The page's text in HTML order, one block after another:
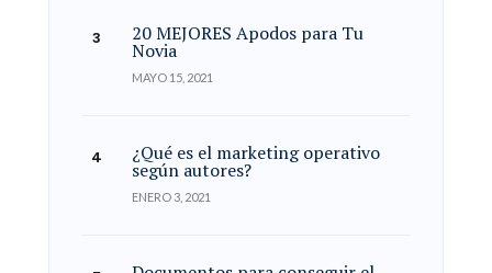
20 MEJORES Apodos para Tu
Novia
MAYO 15, 2021
¿Qué es el marketing operativo
según autores?
ENERO 3, 2021